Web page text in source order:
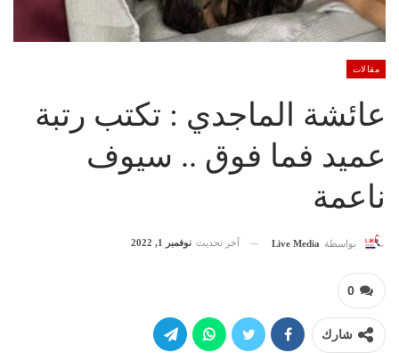
مقالات
عائشة الماجدي : تكتب رتبة
عميد فما فوق .. سيوف
ناعمة
بواسطة Live Media آخر تحديث نوفمبر 1, 2022
0
شارك